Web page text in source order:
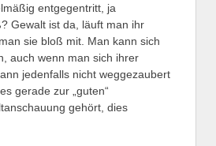
entgegentritt, ja
Gewalt ist da, läuft man ihr
sie bloß mit. Man kann sich
auch wenn man sich ihrer
jedenfalls nicht weggezaubert
gerade zur „guten“
gehört, dies